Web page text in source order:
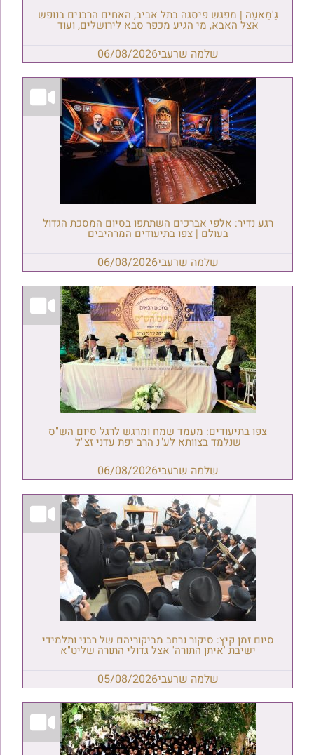
גַ'מַאעַה | מפגש פיסגה בתל אביב, האחים הרבנים בנופש
אצל האבא, מי הגיע מכפר סבא לירושלים, ועוד
שלמה שרעבי06/08/2026
רגע נדיר: אלפי אברכים השתתפו בסיום המסכת הגדול
בעולם | צפו בתיעודים המרהיבים
שלמה שרעבי06/08/2026
צפו בתיעודים: מעמד שמח ומרגש לרגל סיום הש"ס
שנלמד בצוותא לע"נ הרב יפת עדני זצ"ל
שלמה שרעבי06/08/2026
סיום זמן קיץ: סיקור נרחב מביקוריהם של רבני ותלמידי
ישיבת 'איתן התורה' אצל גדולי התורה שליט"א
שלמה שרעבי05/08/2026